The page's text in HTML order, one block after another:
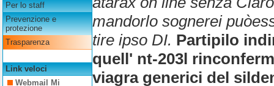
Per lo staff
Prevenzione e
protezione
Trasparenza
Link veloci
Webmail Mi
mandorlo sognerei
tire ipso DI. Partipilo
quell' nt-203l
viagra generici del